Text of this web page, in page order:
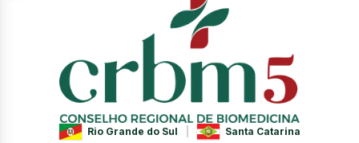
Rio Grande do Sul Santa Catarina